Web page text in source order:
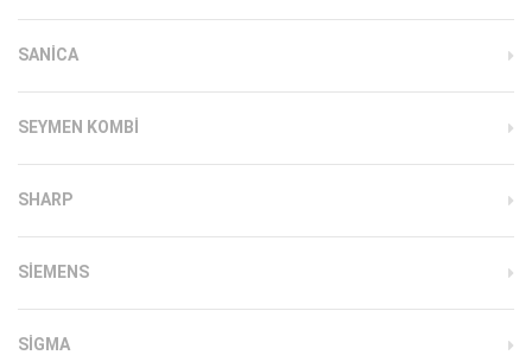
SANICA
SEYMEN KOMBI
SHARP
SIEMENS
SIGMA